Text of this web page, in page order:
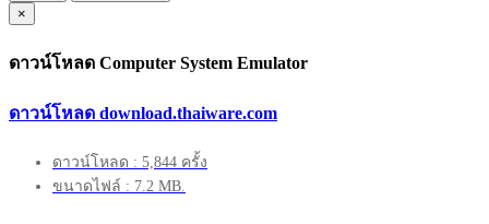
×
ดาวน์โหลด Computer System Emulator
ดาวน์โหลด download.thaiware.com
ดาวน์โหลด : 5,844 ครั้ง
ขนาดไฟล์ : 7.2 MB.